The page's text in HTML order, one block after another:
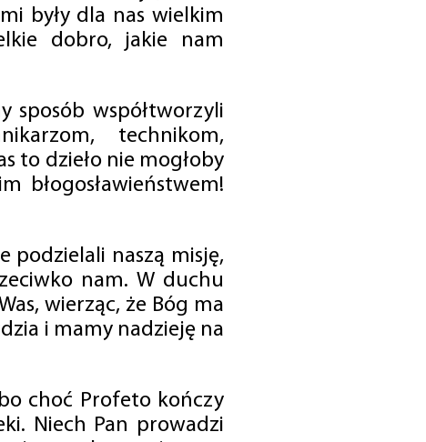
były dla nas wielkim
dobro, jakie nam
sposób współtworzyli
technikom,
to dzieło nie mogłoby
błogosławieństwem!
podzielali naszą misję,
nam. W duchu
wierząc, że Bóg ma
i mamy nadzieję na
choć Profeto kończy
Niech Pan prowadzi